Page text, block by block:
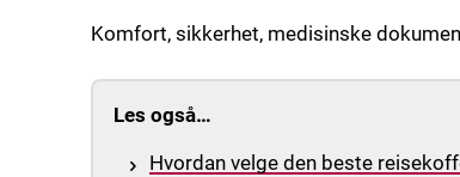
Komfort, sikkerhet, medisinske
Les også…
Hvordan velge den beste